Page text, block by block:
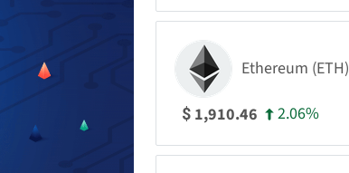
Ethereum (ETH)
$ 1,910.46 2.06%